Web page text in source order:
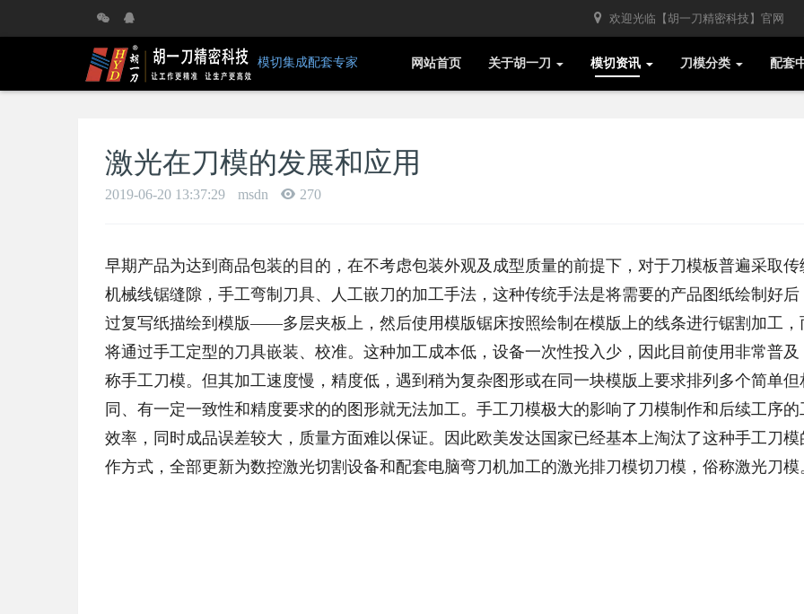
欢迎光临【胡一刀精密科技】官网
模切集成配套专家 网站首页 关于胡一刀 模切资讯 刀模分类 配套
激光在刀模的发展和应用
2019-06-20 13:37:29 msdn 270
早期产品为达到商品包装的目的，在不考虑包装外观及成型质量的前提下，对于刀模板普遍采取传
机械线锯缝隙，手工弯制刀具、人工嵌刀的加工手法，这种传统手法是将需要的产品图纸绘制好后
过复写纸描绘到模版——多层夹板上，然后使用模版锯床按照绘制在模版上的线条进行锯割加工，
将通过手工定型的刀具嵌装、校准。这种加工成本低，设备一次性投入少，因此目前使用非常普及
称手工刀模。但其加工速度慢，精度低，遇到稍为复杂图形或在同一块模版上要求排列多个简单但
同、有一定一致性和精度要求的的图形就无法加工。手工刀模极大的影响了刀模制作和后续工序的
效率，同时成品误差较大，质量方面难以保证。因此欧美发达国家已经基本上淘汰了这种手工刀模
作方式，全部更新为数控激光切割设备和配套电脑弯刀机加工的激光排刀模切刀模，俗称激光刀模